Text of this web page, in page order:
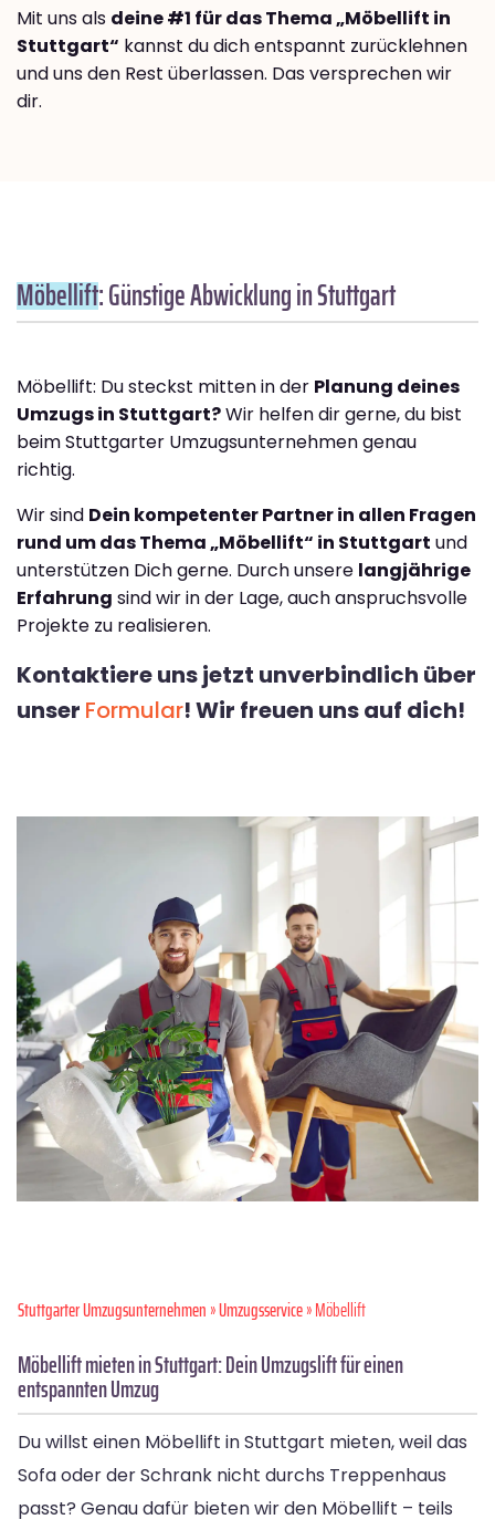
Mit uns als deine #1 für das Thema „Möbellift in
Stuttgart“ kannst du dich entspannt zurücklehnen
und uns den Rest überlassen. Das versprechen wir
dir.
Möbellift: Günstige Abwicklung in Stuttgart
Möbellift: Du steckst mitten in der Planung deines
Umzugs in Stuttgart?Wir helfen dir gerne, du bist
beim Stuttgarter Umzugsunternehmen genau
richtig.
Wir sind Dein kompetenter Partner in allen Fragen
rund um das Thema „Möbellift“ in Stuttgart und
unterstützen Dich gerne. Durch unsere langjährige
Erfahrung sind wir in der Lage, auch anspruchsvolle
Projekte zu realisieren.
Kontaktiere uns jetzt unverbindlich über
unser Formular! Wir freuen uns auf dich!
Stuttgarter Umzugsunternehmen»Umzugsservice» Möbellift
Möbellift mieten in Stuttgart: Dein Umzugslift für einen
entspannten Umzug
Du willst einen Möbellift in Stuttgart mieten, weil das
Sofa oder der Schrank nicht durchs Treppenhaus
passt? Genau dafür bieten wir den Möbellift – teils